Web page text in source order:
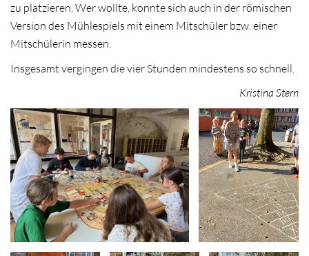
zu platzieren. Wer wollte, konnte sich auch in der römischen
Version des Mühlespiels mit einem Mitschüler bzw. einer
Mitschülerin messen.
Insgesamt vergingen die vier Stunden mindestens so schnell.
Kristina Stern